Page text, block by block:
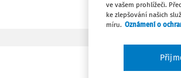
ve vašem prohlížeči.
ke zlepšování našich
míru. Oznámení o